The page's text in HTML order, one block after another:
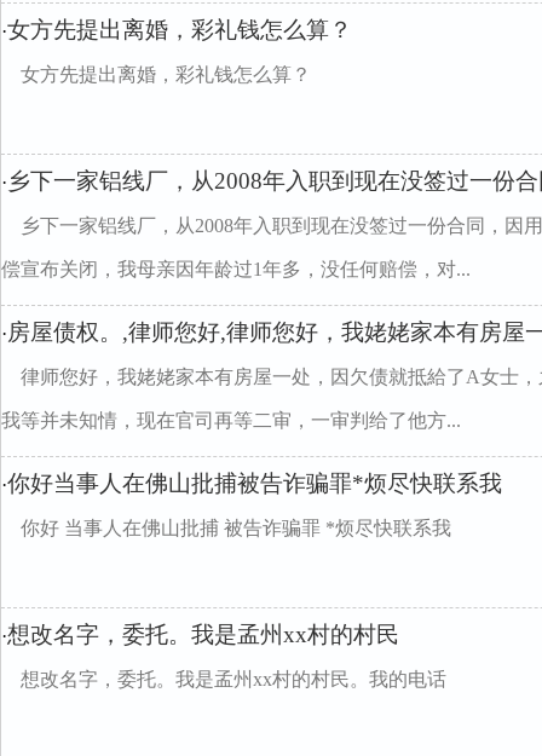
·女方先提出离婚，彩礼钱怎么算？
女方先提出离婚，彩礼钱怎么算？
· 乡下一家铝线厂，从2008年入职到现在没签过一份
乡下一家铝线厂，从2008年入职到现在没签过一份合同，因
偿宣布关闭，我母亲因年龄过1年多，没任何赔偿，对...
·房屋债权。,律师您好,律师您好，我姥姥家本有房屋
律师您好，我姥姥家本有房屋一处，因欠债就抵給了A女士
我等并未知情，现在官司再等二审，一审判给了他方...
·你好当事人在佛山批捕被告诈骗罪*烦尽快联系我
你好 当事人在佛山批捕 被告诈骗罪 *烦尽快联系我
·想改名字，委托。我是孟州xx村的村民
想改名字，委托。我是孟州xx村的村民。我的电话